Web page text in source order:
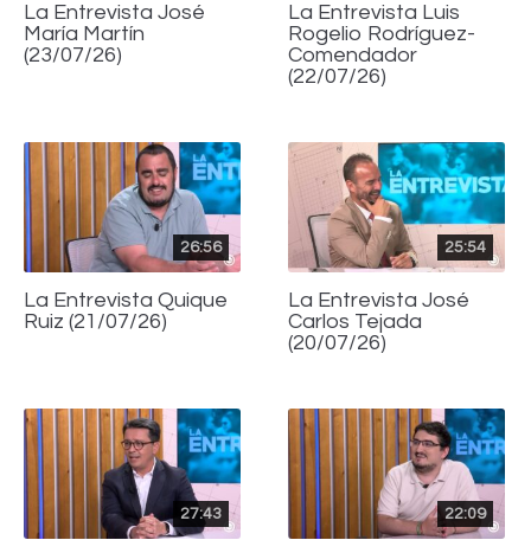
La Entrevista José
María Martín
(23/07/26)
La Entrevista Luis
Rogelio Rodríguez-
Comendador
(22/07/26)
26:56
La Entrevista Quique
Ruiz (21/07/26)
25:54
La Entrevista José
Carlos Tejada
(20/07/26)
27:43 22:09